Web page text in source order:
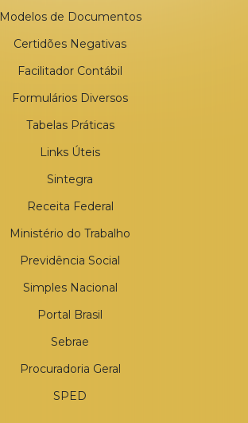
Modelos de Documentos
Certidões Negativas
Facilitador Contábil
Formulários Diversos
Tabelas Práticas
Links Úteis
Sintegra
Receita Federal
Ministério do Trabalho
Previdência Social
Simples Nacional
Portal Brasil
Sebrae
Procuradoria Geral
SPED